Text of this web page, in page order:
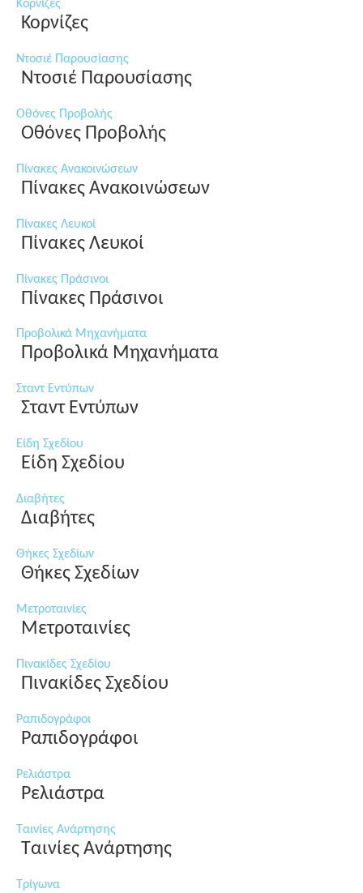
Κορνίζες
Κορνίζες
Ντοσιέ Παρουσίασης
Ντοσιέ Παρουσίασης
Οθόνες Προβολής
Οθόνες Προβολής
Πίνακες Ανακοινώσεων
Πίνακες Ανακοινώσεων
Πίνακες Λευκοί
Πίνακες Λευκοί
Πίνακες Πράσινοι
Πίνακες Πράσινοι
Προβολικά Μηχανήματα
Προβολικά Μηχανήματα
Σταντ Εντύπων
Σταντ Εντύπων
Είδη Σχεδίου
Είδη Σχεδίου
Διαβήτες
Διαβήτες
Θήκες Σχεδίων
Θήκες Σχεδίων
Μετροταινίες
Μετροταινίες
Πινακίδες Σχεδίου
Πινακίδες Σχεδίου
Ραπιδογράφοι
Ραπιδογράφοι
Ρελιάστρα
Ρελιάστρα
Ταινίες Ανάρτησης
Ταινίες Ανάρτησης
Τρίγωνα